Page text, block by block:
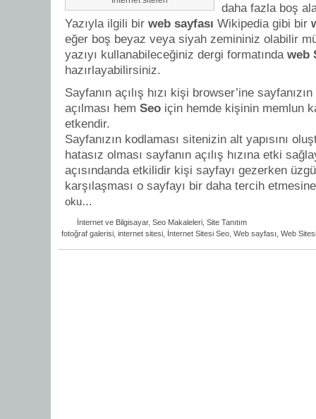
daha fazla boş
Yazıyla ilgili bir web sayfası Wikipedia gibi bir
eğer boş beyaz veya siyah zemininiz olabilir
yazıyı kullanabileceğiniz dergi formatında web
hazırlayabilirsiniz.
Sayfanın açılış hızı kişi browser’ine
açılması hem Seo için hemde kişinin memlun
etkendir.
Sayfanızın kodlaması sitenizin alt yapısını
hatasız olması sayfanın açılış hızına etki
açısındanda etkilidir kişi sayfayı gezerken
karşılaşması o sayfayı bir daha tercih
oku…
İnternet ve Bilgisayar, Seo Makaleleri Site Tanıtım
fotoğraf galerisi internet sitesi İnternet Sitesi Seo Web sayfası Web